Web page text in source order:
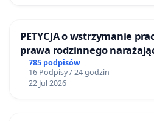
PETYCJA o wstrzymanie
prawa
785 podpisów
16 Podpisy / 24 godzin
22 Jul 2026